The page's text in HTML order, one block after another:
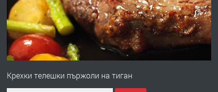
преди 3 дни
ПРЕДЛАГА
Нов апартамент на ул. Липа до
Крехки телешки пържоли на тиган